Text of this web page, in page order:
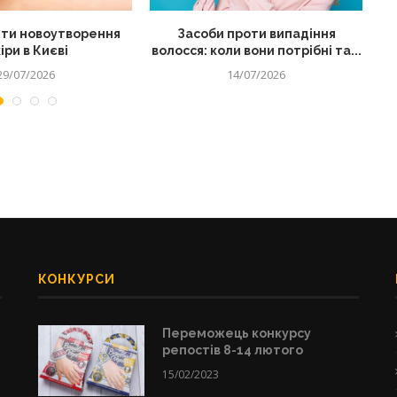
новоутворення
в Києві
07/2026
Засоби проти випадіння
волосся: коли вони потрібні та...
14/07/2026
КОНКУРСИ
Переможець конкурсу
репостів 8-14 лютого
15/02/2023